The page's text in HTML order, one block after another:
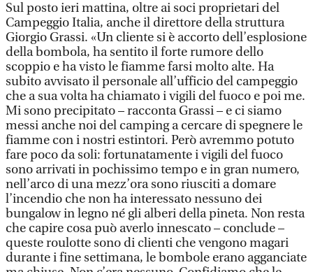
Sul posto ieri mattina, oltre ai soci proprietari del
Campeggio Italia, anche il direttore della struttura
Giorgio Grassi. «Un cliente si è accorto dell’esplosione
della bombola, ha sentito il forte rumore dello
scoppio e ha visto le fiamme farsi molto alte. Ha
subito avvisato il personale all’ufficio del campeggio
che a sua volta ha chiamato i vigili del fuoco e poi me.
Mi sono precipitato – racconta Grassi – e ci siamo
messi anche noi del camping a cercare di spegnere le
fiamme con i nostri estintori. Però avremmo potuto
fare poco da soli: fortunatamente i vigili del fuoco
sono arrivati in pochissimo tempo e in gran numero,
nell’arco di una mezz’ora sono riusciti a domare
l’incendio che non ha interessato nessuno dei
bungalow in legno né gli alberi della pineta. Non resta
che capire cosa può averlo innescato – conclude –
queste roulotte sono di clienti che vengono magari
durante i fine settimana, le bombole erano agganciate